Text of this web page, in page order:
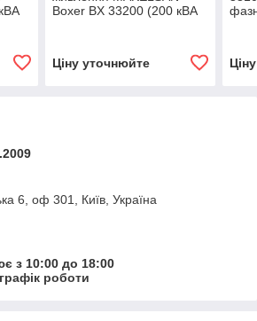
Boxer BX 33200 (200 кВА
Ціну уточнюйте
6, оф 301, Київ, Україна
з 10:00 до 18:00
роботи